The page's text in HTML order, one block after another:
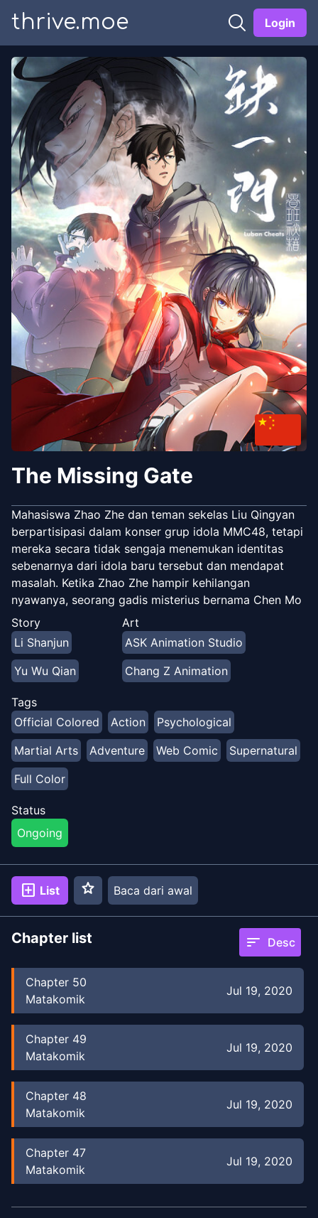
thrive.moe Login
The Missing Gate
Mahasiswa Zhao Zhe dan teman sekelas Liu Qingyan
berpartisipasi dalam konser grup idola MMC48, tetapi
mereka secara tidak sengaja menemukan identitas
sebenarnya dari idola baru tersebut dan mendapat
masalah. Ketika Zhao Zhe hampir kehilangan
nyawanya, seorang gadis misterius bernama Chen Mo
tiba-tiba muncul untuk menyelamatkannya. Untuk
balas dendam, Zhao Zhe mengikuti Chen Mo dan
bergabung dengan kekuatan misterius yang
mendukungnya. Ikuti Zhao Zhe saat dia memulai
perjalanan baru dan berkeliling dunia untuk bersaing
dan mengalahkan musuhnya.
Story
Li Shanjun
Yu Wu Qian
Art
ASK Animation Studio
Chang Z Animation
Tags
Official Colored
Action
Psychological
Martial Arts
Adventure Web Comic
Supernatural
Full Color
Status
Ongoing
add_box List star Baca dari awal
Chapter list sort Desc
Chapter 50
Matakomik
Jul 19, 2020
Chapter 49
Matakomik
Jul 19, 2020
Chapter 48
Matakomik
Jul 19, 2020
Chapter 47
Matakomik
Jul 19, 2020
Chapter46